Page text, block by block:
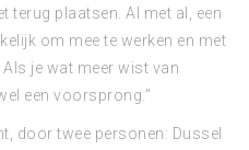
terug plaatsen. Al met al, een
om mee te werken en met
je wat meer wist van
een voorsprong.”
door twee personen: Dussel